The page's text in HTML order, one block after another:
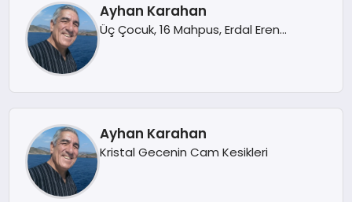
Ayhan Karahan
Üç Çocuk, 16 Mahpus, Erdal Eren…
Ayhan Karahan
Kristal Gecenin Cam Kesikleri